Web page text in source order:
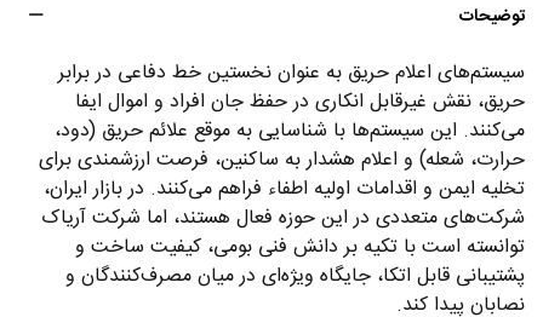
توضیحات
سیستم‌های اعلام حریق به عنوان نخستین خط دفاعی در برابر
حریق، نقش غیرقابل انکاری در حفظ جان افراد و اموال ایفا
می‌کنند. این سیستم‌ها با شناسایی به موقع علائم حریق (دود،
حرارت، شعله) و اعلام هشدار به ساکنین، فرصت ارزشمندی برای
تخلیه ایمن و اقدامات اولیه اطفاء فراهم می‌کنند. در بازار ایران،
شرکت‌های متعددی در این حوزه فعال هستند، اما شرکت آریاک
توانسته است با تکیه بر دانش فنی بومی، کیفیت ساخت و
پشتیبانی قابل اتکا، جایگاه ویژه‌ای در میان مصرف‌کنندگان و
نصابان پیدا کند.